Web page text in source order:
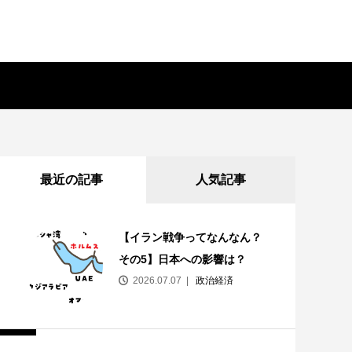
最近の記事 人気記事
【イラン戦争ってなんなん？
その5】日本への影響は？
2026.07.07 政治経済